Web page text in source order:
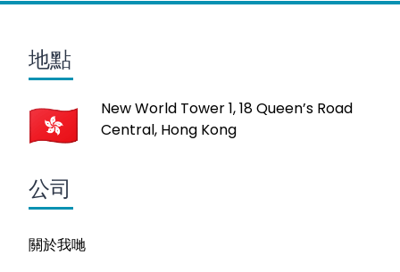
地點
New World Tower 1, 18 Queen’s Road
Central, Hong Kong
公司
關於我哋